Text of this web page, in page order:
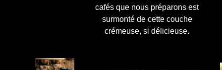
cafés que nous préparons est
surmonté de cette couche
crémeuse, si délicieuse.